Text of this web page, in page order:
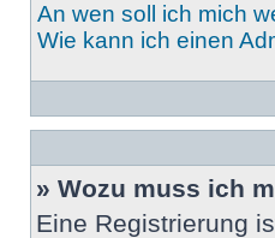
An wen soll ich mich
Wie kann ich einen
» Wozu muss ich
Eine Registrierung